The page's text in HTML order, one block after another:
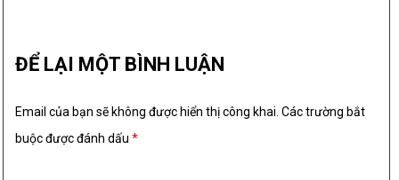
ĐỂ LẠI MỘT BÌNH LUẬN
Email của bạn sẽ không được hiển thị công khai. Các trường bắt
buộc được đánh dấu*